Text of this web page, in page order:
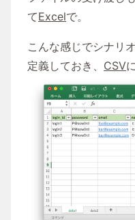
てExcelで。
こんな感じでシナリ
定義しておき、 CSV